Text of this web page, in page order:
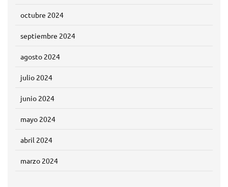
octubre 2024
septiembre 2024
agosto 2024
julio 2024
junio 2024
mayo 2024
abril 2024
marzo 2024